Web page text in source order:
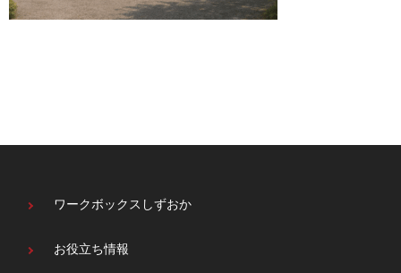
ワークボックスしずおか
お役立ち情報